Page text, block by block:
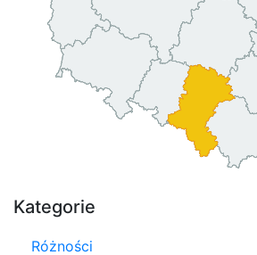
Kategorie
Różności